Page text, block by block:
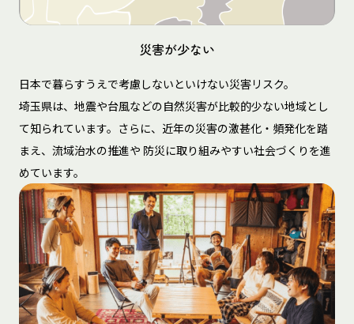
災害が少ない
日本で暮らすうえで考慮しないといけない災害リスク。
埼玉県は、地震や台風などの自然災害が比較的少ない地域とし
て知られています。さらに、近年の災害の激甚化・頻発化を踏
まえ、流域治水の推進や 防災に取り組みやすい社会づくりを進
めています。